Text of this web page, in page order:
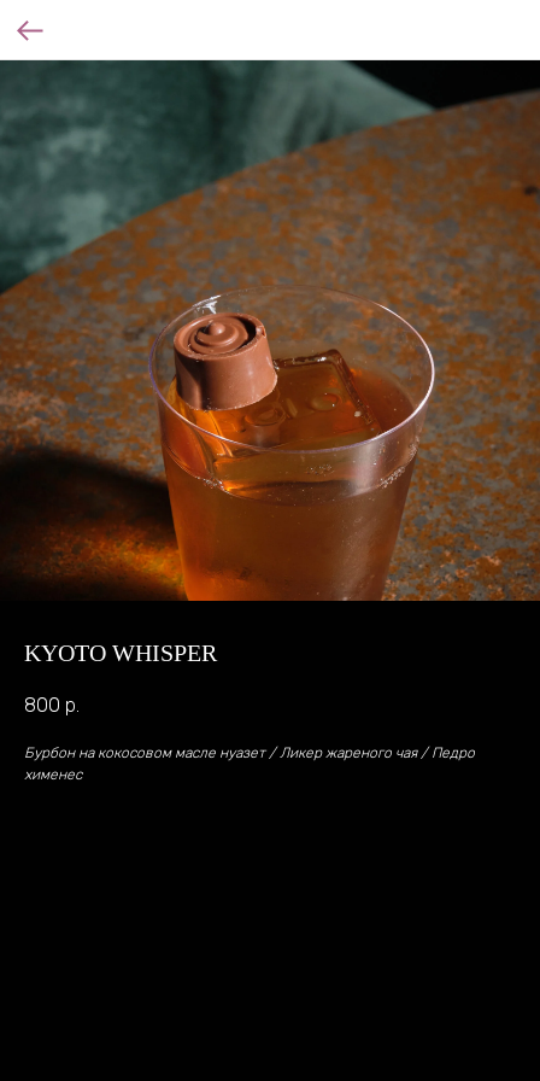
KYOTO WHISPER
800 р.
Бурбон на кокосовом масле нуазет / Ликер жареного чая / Педро
хименеc